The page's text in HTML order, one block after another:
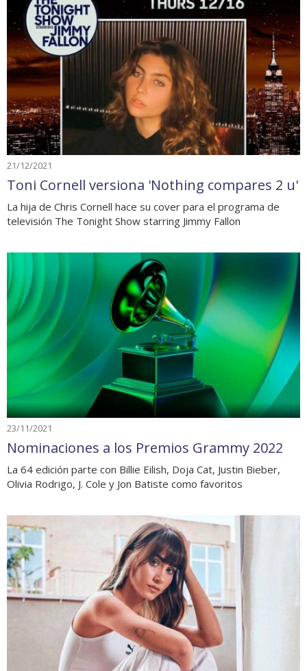
21/12/2021
Toni Cornell versiona 'Nothing compares 2 u'
La hija de Chris Cornell hace su cover para el programa de
televisión The Tonight Show starring Jimmy Fallon
23/11/2021
Nominaciones a los Premios Grammy 2022
La 64 edición parte con Billie Eilish, Doja Cat, Justin Bieber,
Olivia Rodrigo, J. Cole y Jon Batiste como favoritos